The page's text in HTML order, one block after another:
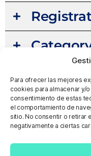
Para ofrecer las mejores
cookies para almacenar
consentimiento de estas
el comportamiento de
sitio. No consentir o retirar
negativamente a ciertas
Players